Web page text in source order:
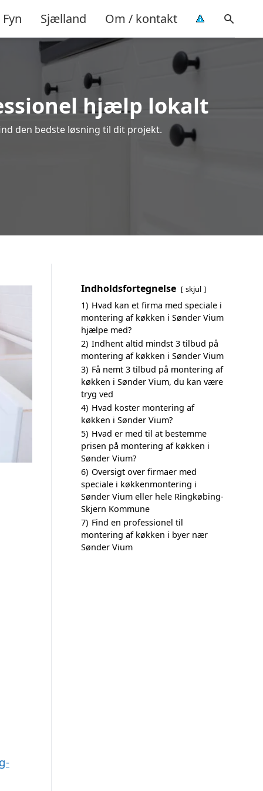
Fyn Sjælland Om / kontakt
hjælp lokalt
den bedste løsning til dit projekt.
Indholdsfortegnelse skjul
1) Hvad kan et firma med speciale i
montering af køkken i Sønder Vium
hjælpe med?
2) Indhent altid mindst 3 tilbud på
montering af køkken i Sønder Vium
3) Få nemt 3 tilbud på montering af
køkken i Sønder Vium, du kan være
tryg ved
4) Hvad koster montering af
køkken i Sønder Vium?
5) Hvad er med til at bestemme
prisen på montering af køkken i
Sønder Vium?
6) Oversigt over firmaer med
speciale i køkkenmontering i
Sønder Vium eller hele Ringkøbing-
Skjern Kommune
7) Find en professionel til
montering af køkken i byer nær
Sønder Vium